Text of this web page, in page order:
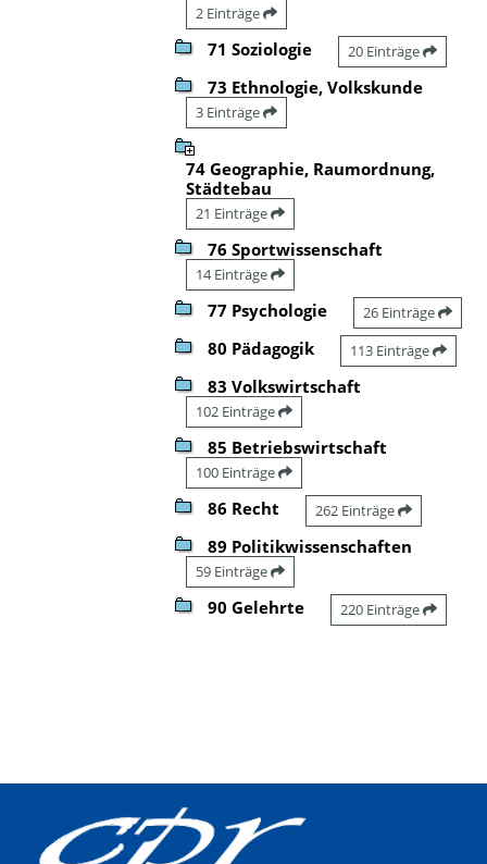
2 Einträge
71 Soziologie 20 Einträge
73 Ethnologie, Volkskunde
3 Einträge
74 Geographie, Raumordnung,
Städtebau
21 Einträge
76 Sportwissenschaft
14 Einträge
77 Psychologie 26 Einträge
80 Pädagogik 113 Einträge
83 Volkswirtschaft
102 Einträge
85 Betriebswirtschaft
100 Einträge
86 Recht 262 Einträge
89 Politikwissenschaften
59 Einträge
90 Gelehrte 220 Einträge